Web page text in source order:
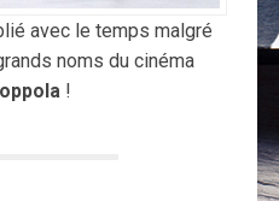
avec le temps malgré
noms du cinéma
!